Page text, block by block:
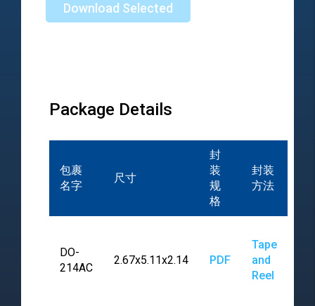
Download Selected
Package Details
包裹
名字
尺寸
封
装
规
格
封装
方法
DO-
214AC
2.67x5.11x2.14 PDF
Tape
and
Reel